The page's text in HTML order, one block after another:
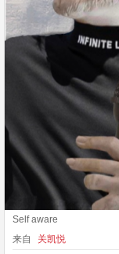
Self aware
来自
关凯悦